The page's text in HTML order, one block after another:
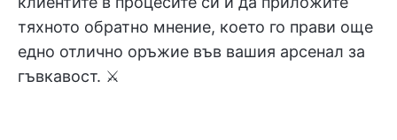
тяхното обратно мнение, което го прави още
едно отлично оръжие във вашия арсенал за
гъвкавост. ⚔️